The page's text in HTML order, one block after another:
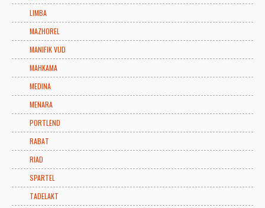
LIMBA
MAZHOREL
MANIFIK VUD
MAHKAMA
MEDINA
MENARA
PORTLEND
RABAT
RIAD
SPARTEL
TADELAKT